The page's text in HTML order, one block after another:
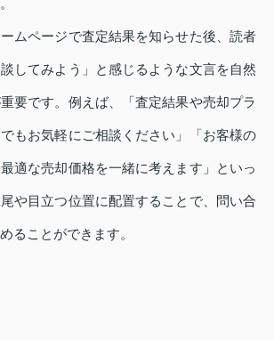
ムページで査定結果を知らせた後、読者
してみよう」と感じるような文言を自然
要です。例えば、「査定結果や売却プラ
もお気軽にご相談ください」「お客様の
適な売却価格を一緒に考えます」といっ
や目立つ位置に配置することで、問い合
ることができます。